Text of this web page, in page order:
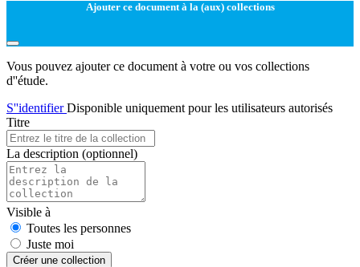
Ajouter ce document à la (aux) collections
Vous pouvez ajouter ce document à votre ou vos collections
d''étude.
S''identifierDisponible uniquement pour les utilisateurs autorisés
Titre
La description (optionnel)
Visible à
Toutes les personnes
Juste moi
Créer une collection